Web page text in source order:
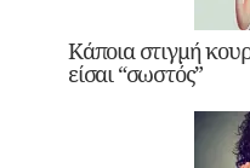
Κάποια στιγμή
είσαι “σωστός”